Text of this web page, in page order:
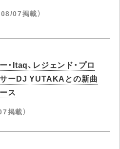
07掲載）
・Itaq、レジェンド・プロ
ーDJ YUTAKAとの新曲
ス
掲載）